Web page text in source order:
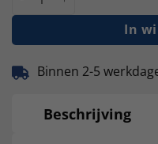
In
Binnen 2-5
Beschrijving